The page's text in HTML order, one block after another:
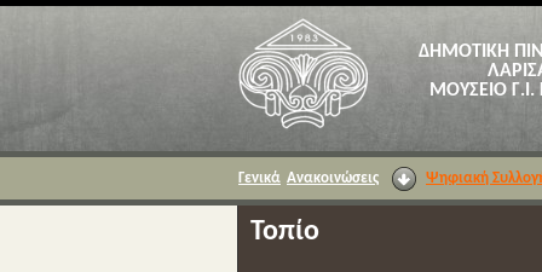
ΔΗΜΟΤΙΚΗ
ΜΟΥΣΕΙΟ Γ.Ι.
Γενικά Ανακοινώσεις Ψηφιακή
Τοπίο